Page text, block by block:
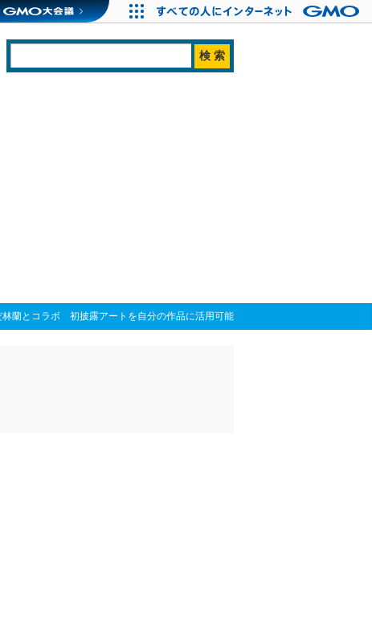
蘭とコラボ 初披露アートを自分の作品に活用可能